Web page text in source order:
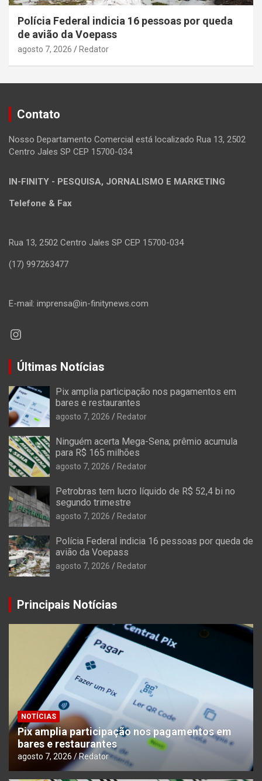
Polícia Federal indicia 16 pessoas por queda
de avião da Voepass
agosto 7, 2026 Redator
Contato
Nosso Departamento Comercial está localizado Rua 13, 2502
Centro Jales SP CEP 15700-034
IN-FINITY - PESQUISA, JORNALISMO E MARKETING
Telefone & Fax
Rua 13, 2502 Centro Jales SP CEP 15700-034
(17) 997263477
E-mail: imprensa@in-finitynews.com
Instagram
Últimas Notícias
Pix amplia participação nos pagamentos em
bares e restaurantes
agosto 7, 2026 Redator
Ninguém acerta Mega-Sena; prêmio acumula
para R$ 165 milhões
agosto 7, 2026 Redator
Petrobras tem lucro líquido de R$ 52,4 bi no
segundo trimestre
agosto 7, 2026 Redator
Polícia Federal indicia 16 pessoas por queda de
avião da Voepass
agosto 7, 2026 Redator
Principais Notícias
NOTÍCIAS
Pix amplia participação nos pagamentos em
bares e restaurantes
agosto 7, 2026 Redator